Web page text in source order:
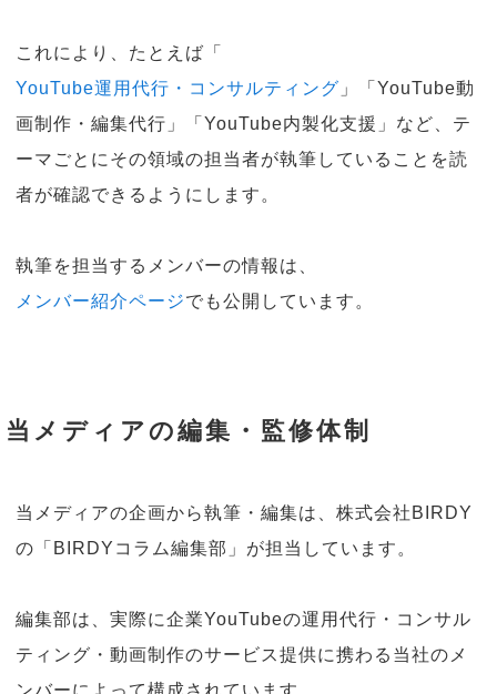
これにより、たとえば「
YouTube運用代行・コンサルティング 」「YouTube動
画制作・編集代行」「YouTube内製化支援」など、テ
ーマごとにその領域の担当者が執筆していることを読
者が確認できるようにします。
執筆を担当するメンバーの情報は、
メンバー紹介ページでも公開しています。
当メディアの編集・監修体制
当メディアの企画から執筆・編集は、株式会社BIRDY
の「BIRDYコラム編集部」が担当しています。
編集部は、実際に企業YouTubeの運用代行・コンサル
ティング・動画制作のサービス提供に携わる当社のメ
ンバーによって構成されています。